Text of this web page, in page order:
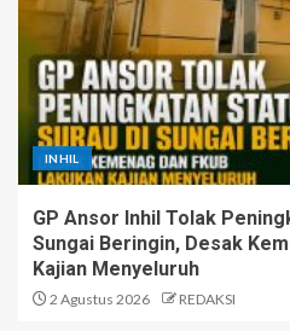
INHIL
GP Ansor Inhil Tolak
Sungai Beringin, Desak
Kajian Menyeluruh
2 Agustus 2026 REDAKSI